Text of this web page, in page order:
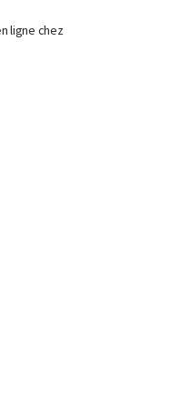
ligne chez